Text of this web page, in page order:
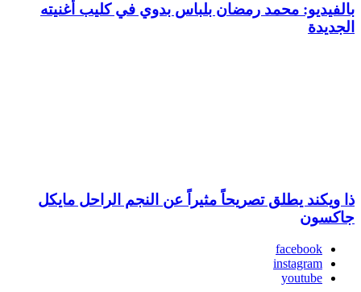
بالفيديو: محمد رمضان بلباس بدوي في كليب أغنيته
الجديدة
ذا ويكند يطلق تصريحاً مثيراً عن النجم الراحل مايكل
جاكسون
facebook
instagram
youtube